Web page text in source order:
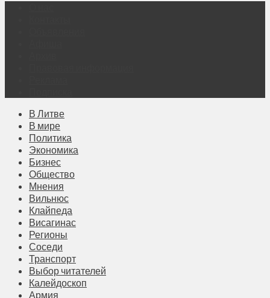
В Литве
В мире
Политика
Экономика
Бизнес
Общество
Мнения
Вильнюс
Клайпеда
Висагинас
Регионы
Соседи
Транспорт
Выбор читателей
Калейдоскоп
Армия